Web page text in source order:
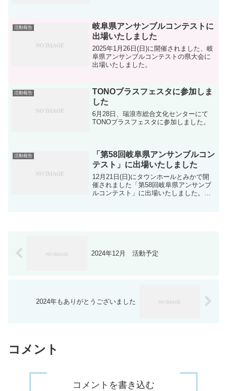
活動報告
岐阜県アンサンブルコンテストに
出場いたしました
2025年1月26日(日)に開催されました、岐
阜県アンサンブルコンテストの県大会に
出場いたしました。
活動報告
TONOブラスフェスタに参加しま
した
6月28日、瑞浪市総合文化センターにて
TONOブラスフェスタに参加しました。
活動報告
「第58回岐阜県アンサンブルコン
テスト」に出場いたしました
12月21日(日)にタウンホールとみかで開
催されました「第58回岐阜県アンサンブ
ルコンテスト」に出場いたしました。結
2024年12月 活動予定
2024年もありがとうございました
コメント
コメントを書き込む